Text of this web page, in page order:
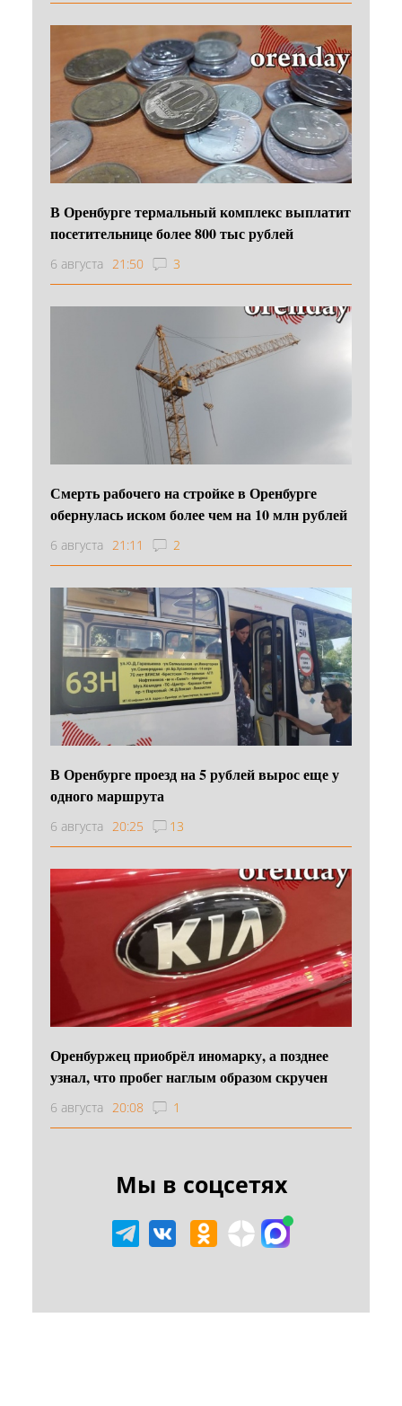
В Оренбурге термальный комплекс выплатит
посетительнице более 800 тыс рублей
6 августа 21:50 3
Смерть рабочего на стройке в Оренбурге
обернулась иском более чем на 10 млн рублей
6 августа 21:11 2
В Оренбурге проезд на 5 рублей вырос еще у
одного маршрута
6 августа 20:25 13
Оренбуржец приобрёл иномарку, а позднее
узнал, что пробег наглым образом скручен
6 августа 20:08 1
Мы в соцсетях